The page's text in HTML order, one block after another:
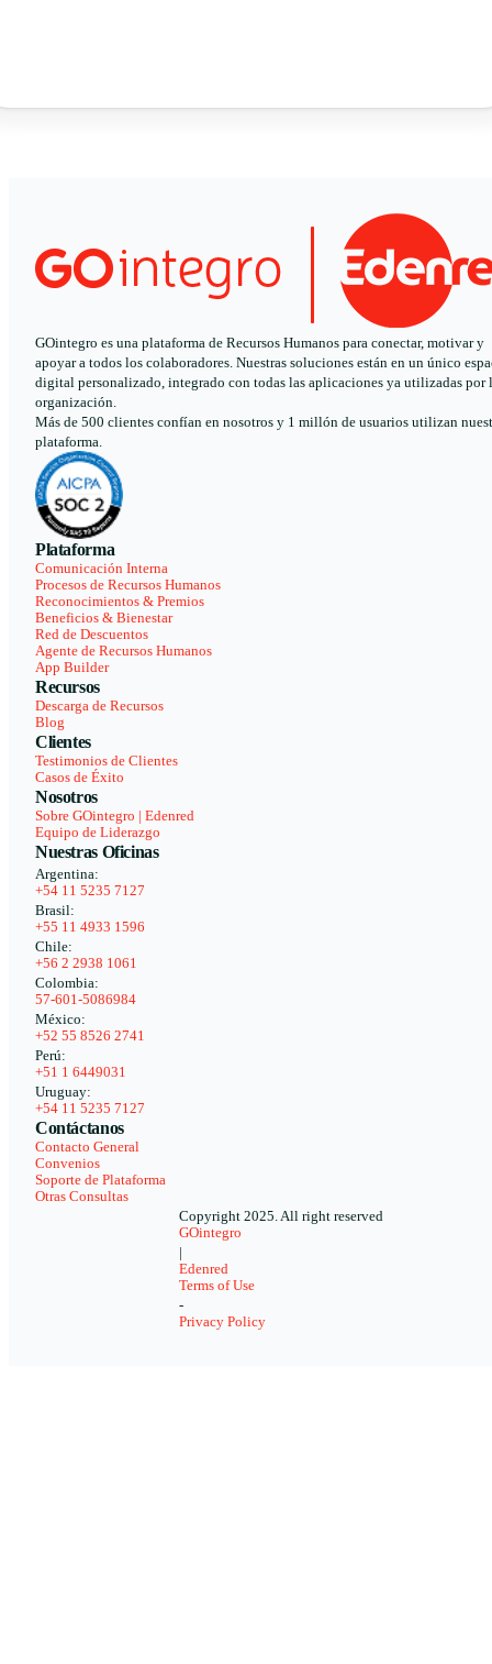
GOintegro es una plataforma de Recursos Humanos para conectar, motivar y
apoyar a todos los colaboradores. Nuestras soluciones están en un único
digital personalizado, integrado con todas las aplicaciones ya utilizadas por
organización.
Más de 500 clientes confían en nosotros y 1 millón de usuarios utilizan
plataforma.
Plataforma
Comunicación Interna
Procesos de Recursos Humanos
Reconocimientos & Premios
Beneficios & Bienestar
Red de Descuentos
Agente de Recursos Humanos
App Builder
Recursos
Descarga de Recursos
Blog
Clientes
Testimonios de Clientes
Casos de Éxito
Nosotros
Sobre GOintegro | Edenred
Equipo de Liderazgo
Nuestras Oficinas
Argentina:
+54 11 5235 7127
Brasil:
+55 11 4933 1596
Chile:
+56 2 2938 1061
Colombia:
57-601-5086984
México:
+52 55 8526 2741
Perú:
+51 1 6449031
Uruguay:
+54 11 5235 7127
Contáctanos
Contacto General
Convenios
Soporte de Plataforma
Otras Consultas
Copyright 2025. All right reserved
GOintegro
Edenred
Terms of Use
-
Privacy Policy